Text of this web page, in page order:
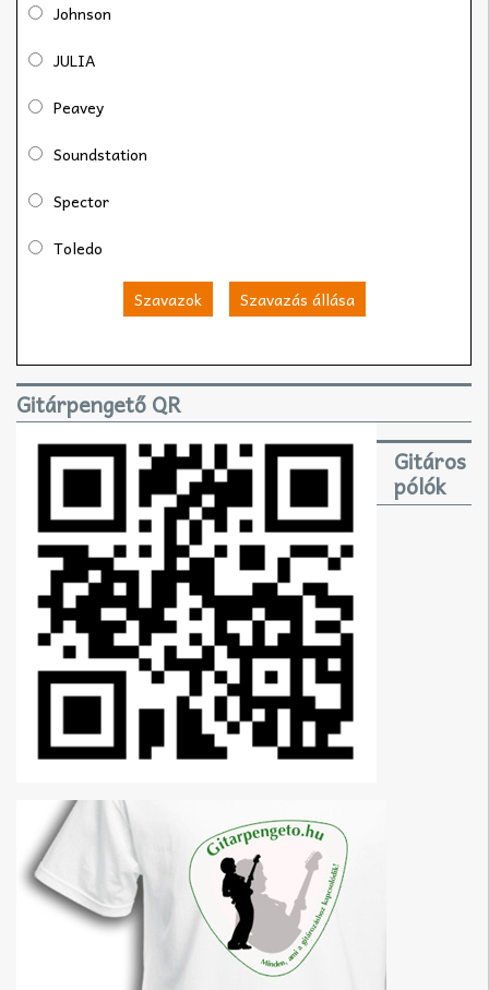
Johnson
JULIA
Peavey
Soundstation
Spector
Toledo
Szavazok Szavazás állása
Gitárpengető QR
Gitáros
pólók